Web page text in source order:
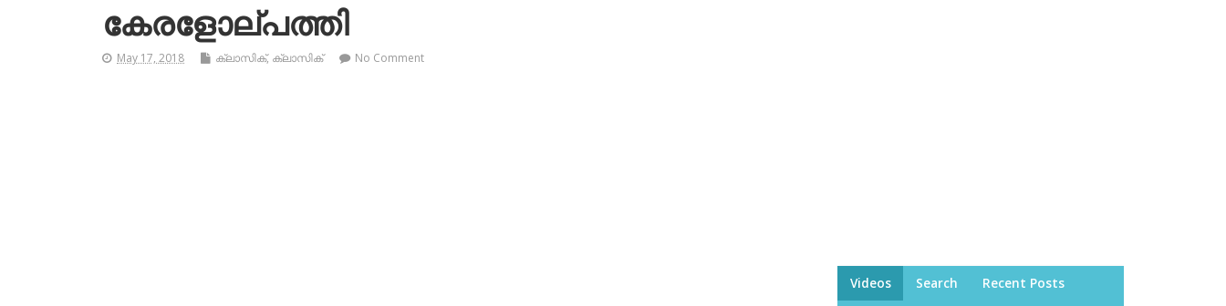
കേരളോല്പത്തി
May 17, 2018 ക്ലാസിക്, ക്ലാസിക്‌ No Comment
Videos Search Recent Posts